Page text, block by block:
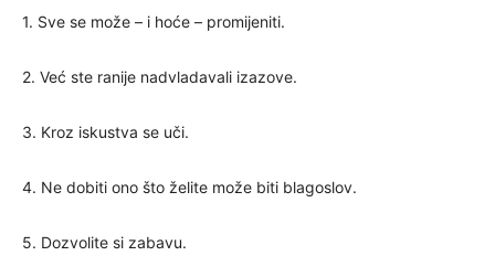
1. Sve se može – i hoće – promijeniti.
2. Već ste ranije nadvladavali izazove.
3. Kroz iskustva se uči.
4. Ne dobiti ono što želite može biti blagoslov.
5. Dozvolite si zabavu.